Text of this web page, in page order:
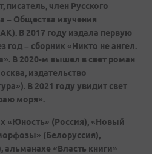
писатель, член Русского
– Общества изучения
В 2017 году издала первую
год – сборник «Никто не ангел.
В 2020-м вышел в свет роман
издательство
В 2021 году увидит свет
моря».
«Юность» (Россия), «Новый
(Белоруссия),
альманахе «Власть книги»